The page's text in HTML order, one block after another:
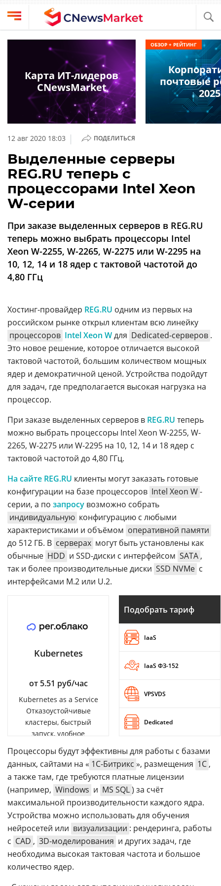
Выбрать
провайдера
Компании
обзоры
кабинет
О
проекте
CNews
Аналитика
Конференции
Техника
ТВ
издании
Реклама
Дзен
VK
Rutube
CNews
Конференции
Техника
12 авг 2020 18:03 | ПОДЕЛИТЬСЯ
Выделенные серверы
REG.RU теперь с
процессорами Intel Xeon
W-серии
При заказе выделенных серверов в REG.RU
теперь можно выбрать процессоры Intel
Xeon W-2255, W-2265, W-2275 или W-2295 на
10, 12, 14 и 18 ядер с тактовой частотой до
4,80 ГГц
Хостинг-провайдер REG.RU одним из первых на
российском рынке открыл клиентам всю линейку
процессоров Intel Xeon Wдля Dedicated-серверов .
Это новое решение, которое отличается высокой
тактовой частотой, большим количеством мощных
ядер и демократичной ценой. Устройства подойдут
для задач, где предполагается высокая нагрузка на
процессор.
При заказе выделенных серверов в REG.RU теперь
можно выбрать процессоры Intel Xeon W-2255, W-
2265, W-2275 или W-2295 на 10, 12, 14 и 18 ядер с
тактовой частотой до 4,80 ГГц.
На сайте REG.RU клиенты могут заказать готовые
конфигурации на базе процессоров Intel Xeon W-
серии, а по запросу возможно собрать
индивидуальную конфигурацию с любыми
характеристиками и объёмом оперативной памяти
до 512 ГБ. В серверах могут быть установлены как
обычные HDD и SSD-диски с интерфейсом SATA ,
так и более производительные диски SSD NVMe с
интерфейсами M.2 или U.2.
Kubernetes
от 5.51 руб/час
Kubernetes as a Service
Отказоустойчивые
кластеры, быстрый
запуск, удобное
Подобрать тариф
IaaS
IaaS ФЗ-152
VPSVDS
Dedicated
Процессоры будут эффективны для работы с базами
данных, сайтами на « 1C-Битрикс », размещения 1С ,
а также там, где требуются платные лицензии
(например, Windows и MS SQL) за счёт
максимальной производительности каждого ядра.
Устройства можно использовать для обучения
нейросетей или визуализации : рендеринга, работы
с CAD , 3D-моделирования и других задач, где
необходима высокая тактовая частота и большое
количество ядер.
Карта ИТ-лидеров
CNewsMarket
почтовые
2025
ОБЗОР + РЕЙТИНГ